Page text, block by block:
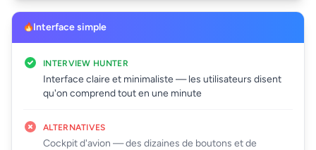
Interface simple
INTERVIEW HUNTER
Interface claire et minimaliste — les utilisateurs disent
qu'on comprend tout en une minute
ALTERNATIVES
Cockpit d'avion — des dizaines de boutons et de